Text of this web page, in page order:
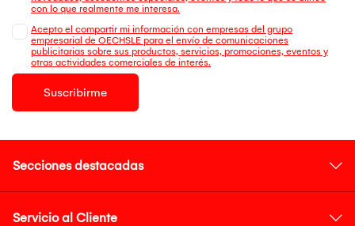
con lo que realmente me interesa.
Acepto el compartir mi información con empresas del grupo
empresarial de OECHSLE para el envío de comunicaciones
publicitarias sobre sus productos, servicios, promociones, eventos y
otras actividades comerciales de interés.
Suscribirme
Secciones destacadas
Servicio al Cliente